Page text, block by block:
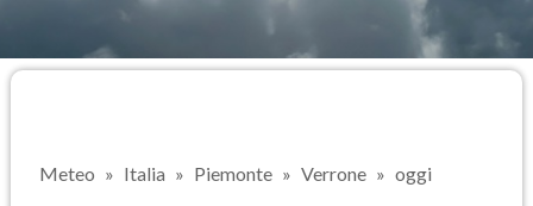
Meteo Italia Piemonte Verrone oggi